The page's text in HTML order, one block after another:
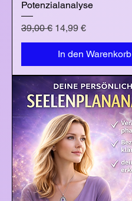
Potenzialanalyse
Standardpreis
39,00 € Sale-Preis
14,99 €
In den Warenkorb